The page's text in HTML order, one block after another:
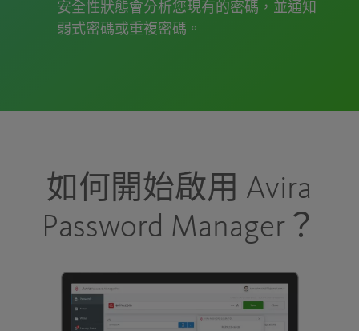
安全性狀態會分析您現有的密碼，並通知
弱式密碼或重複密碼。
如何開始啟用 Avira
Password Manager？